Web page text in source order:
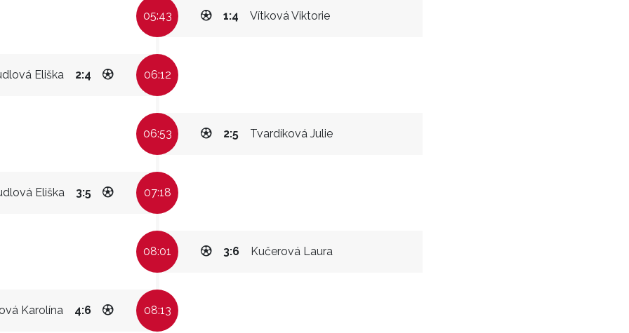
05:43 Vítková Viktorie
1:4
Eliška 2:4 06:12
06:53 Tvardíková Julie
2:5
Eliška 3:5 07:18
08:01 Kučerová Laura
3:6
Karolína 4:6 08:13